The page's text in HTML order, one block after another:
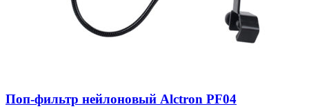
Поп-фильтр нейлоновый Alctron PF04